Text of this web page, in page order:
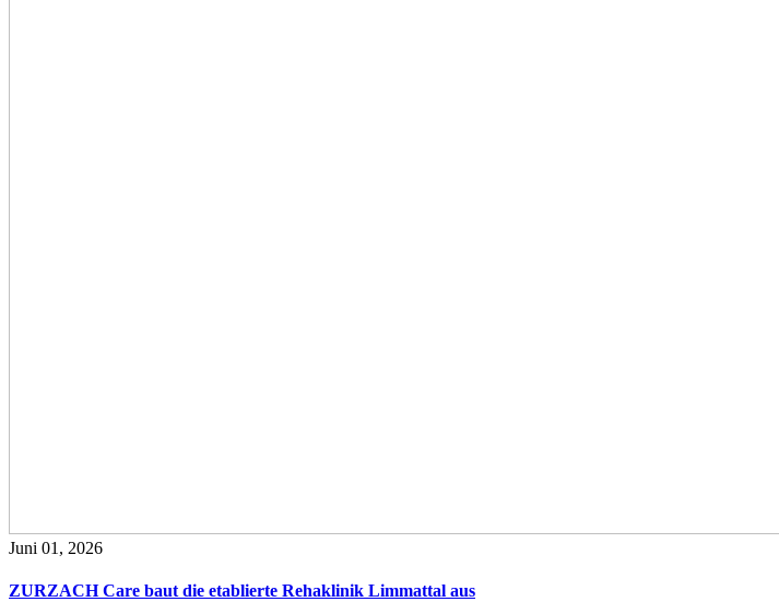
Juni 01, 2026
ZURZACH Care baut die etablierte Rehaklinik Limmattal aus